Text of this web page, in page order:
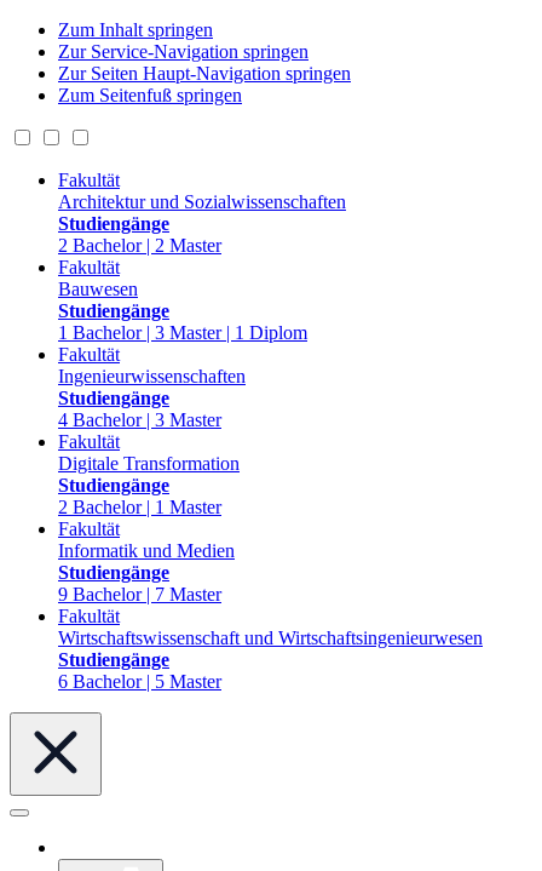
Zum Inhalt springen
Zur Service-Navigation springen
Zur Seiten Haupt-Navigation springen
Zum Seitenfuß springen
Fakultät
Architektur und Sozialwissenschaften
Studiengänge
2 Bachelor | 2 Master
Fakultät
Bauwesen
Studiengänge
1 Bachelor | 3 Master | 1 Diplom
Fakultät
Ingenieurwissenschaften
Studiengänge
4 Bachelor | 3 Master
Fakultät
Digitale Transformation
Studiengänge
2 Bachelor | 1 Master
Fakultät
Informatik und Medien
Studiengänge
9 Bachelor | 7 Master
Fakultät
Wirtschaftswissenschaft und Wirtschaftsingenieurwesen
Studiengänge
6 Bachelor | 5 Master